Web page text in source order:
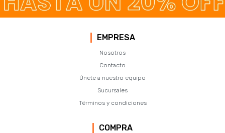
EMPRESA
Nosotros
Contacto
Únete a nuestro equipo
Sucursales
Términos y condiciones
COMPRA